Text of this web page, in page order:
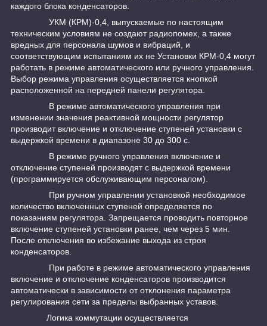
каждого блока конденсаторов.
УКМ (КРМ)-0,4, выпускаемые по настоящим
техническим условиям не создают радиопомех, а также
вредных для персонала шумов и вибраций, и
соответствующим испытаниям их не Установки КРМ-0,4 могут
работать в режиме автоматического или ручного управления.
Выбор режима управления осуществляется кнопкой
расположенной на передней панели регулятора.
В режиме автоматического управления при
изменении значения реактивной мощности регулятор
производит включение и отключение ступеней установки с
выдержкой времени в диапазоне 30 до 300 с.
В режиме ручного управления включение и
отключение ступеней производят с выдержкой времени
(программируется обслуживающим персоналом).
При ручном управлении установкой необходимое
количество включенных ступеней определяется по
показаниям регулятора. Запрещается проводить повторное
включение ступеней установки ранее, чем через 5 мин.
После отключения во избежание выхода из строя
конденсаторов.
При работе в режиме автоматического управления
включение и отключение конденсаторов производится
автоматически в зависимости от отклонения параметра
регулирования сети за пределы выбранных уставов.
Логика коммутации осуществляется